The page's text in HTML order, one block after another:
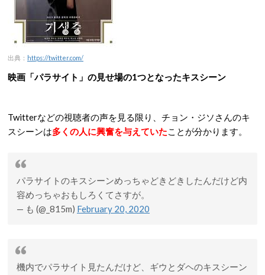
出典： https://twitter.com/
映画「パラサイト」の見せ場の1つとなったキスシーン
Twitterなどの視聴者の声を見る限り、チョン・ジソさんのキ
スシーンは多くの人に興奮を与えていたことが分かります。
パラサイトのキスシーンめっちゃどきどきしたんだけど内
容めっちゃおもしろくてさすが。
— も (@_815m) February 20, 2020
機内でパラサイト見たんだけど、ギウとダヘのキスシーン